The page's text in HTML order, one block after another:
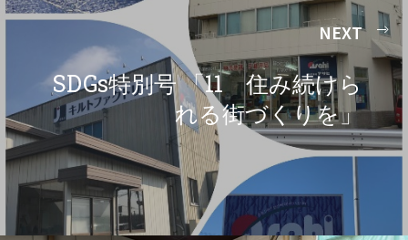
NEXT
SDGs特別号 「11 住み続けら
れる街づくりを」